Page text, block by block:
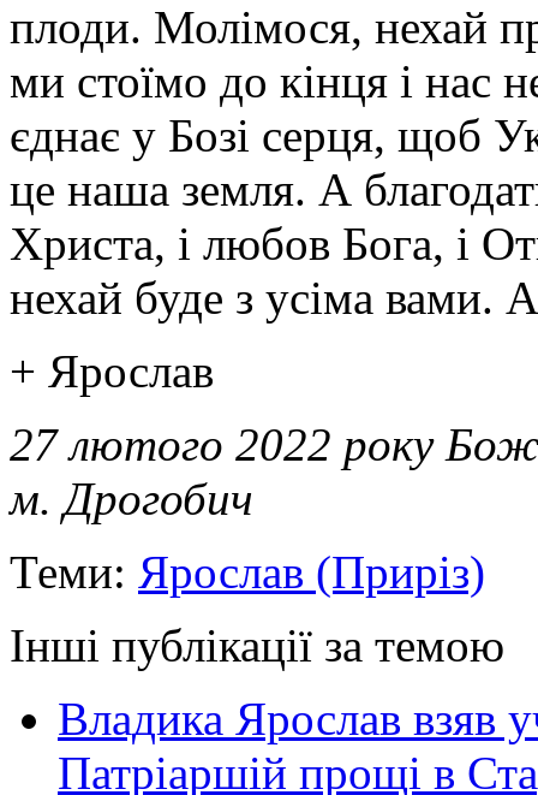
плоди. Молімося, нехай
ми стоїмо до кінця і нас
єднає у Бозі серця, щоб
це наша земля. А
Христа, і любов Бога, і
нехай буде з усіма вами.
+ Ярослав
27 лютого 2022 року
м. Дрогобич
Теми: Ярослав (Приріз)
Інші публікації за темою
Владика Ярослав взяв
Патріаршій прощі в